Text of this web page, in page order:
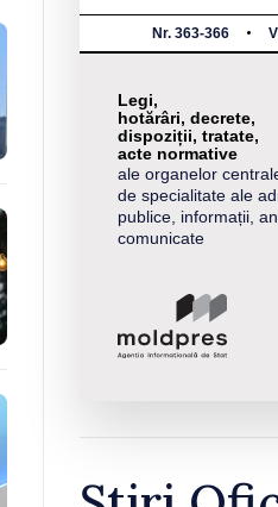
Nr. 363-366
Legi,
hotărâri, decrete,
dispoziții, tratate,
acte normative
ale organelor
de specialitate ale
publice, informații,
comunicate